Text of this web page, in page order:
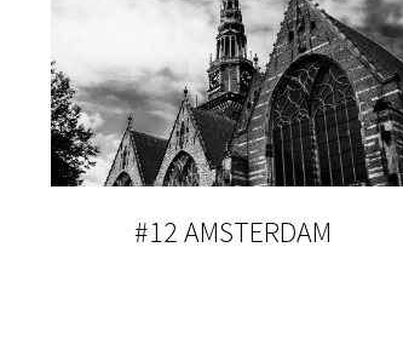
#12 AMSTERDAM